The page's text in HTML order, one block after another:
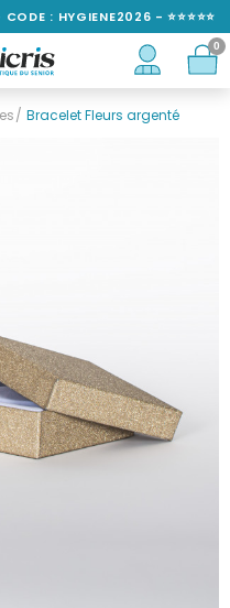
Bracelet Fleurs argenté
: HYGIENE2026 - ⭐⭐⭐⭐⭐
5
0